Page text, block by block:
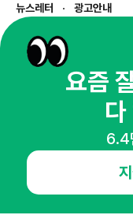
뉴스레터
광고안내
경기도 성남시 분당구 대왕판교
사업자등록번호 : 144-81-
통신판매업신고번호 : 2014-경
호스팅서비스사업자 : 오픈애즈
1800-2198
이용약관
요즘
6.4